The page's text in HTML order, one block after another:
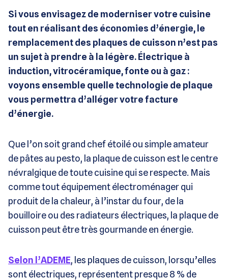
Si vous envisagez de moderniser votre cuisine
tout en réalisant des économies d’énergie, le
remplacement des plaques de cuisson n’est pas
un sujet à prendre à la légère. Électrique à
induction, vitrocéramique, fonte ou à gaz :
voyons ensemble quelle technologie de plaque
vous permettra d’alléger votre facture
d’énergie.
Que l’on soit grand chef étoilé ou simple amateur
de pâtes au pesto, la plaque de cuisson est le centre
névralgique de toute cuisine qui se respecte. Mais
comme tout équipement électroménager qui
produit de la chaleur, à l’instar du four, de la
bouilloire ou des radiateurs électriques, la plaque de
cuisson peut être très gourmande en énergie.
Selon l’ADEME, les plaques de cuisson, lorsqu’elles
sont électriques, représentent presque 8 % de